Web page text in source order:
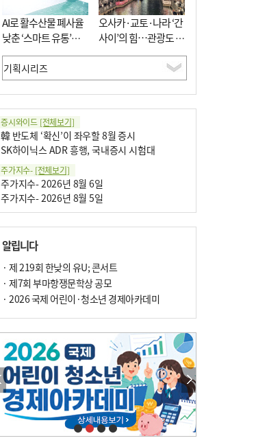
AI로 활수산물 폐사율
낮춘 ‘스마트 유통’…
사막·산악지대 수출
도전
오사카·교토·나라 ‘간
사이’의 힘…관광도 뭉
쳐야 흥한다
증시와이드 [전체보기]
韓 반도체 ‘확신’이 좌우할 8월 증시
SK하이닉스 ADR 흥행, 국내증시 시험대
주가지수- [전체보기]
주가지수- 2026년 8월 6일
주가지수- 2026년 8월 5일
알립니다
· 제 219회 한낮의 유U; 콘서트
· 제7회 부마항쟁문학상 공모
· 2026 국제 어린이·청소년 경제아카데미